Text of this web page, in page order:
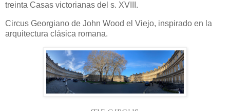
treinta Casas victorianas del s. XVIII.
Circus Georgiano de John Wood el Viejo, inspirado en la
arquitectura clásica romana.